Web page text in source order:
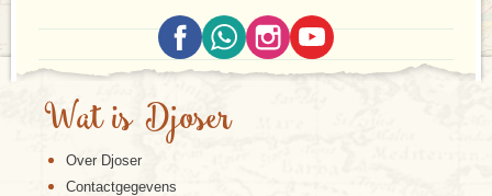
Wat is Djoser
Over Djoser
Contactgegevens